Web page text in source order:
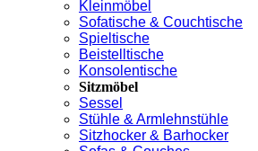
Kleinmöbel
Sofatische & Couchtische
Spieltische
Beistelltische
Konsolentische
Sitzmöbel
Sessel
Stühle & Armlehnstühle
Sitzhocker & Barhocker